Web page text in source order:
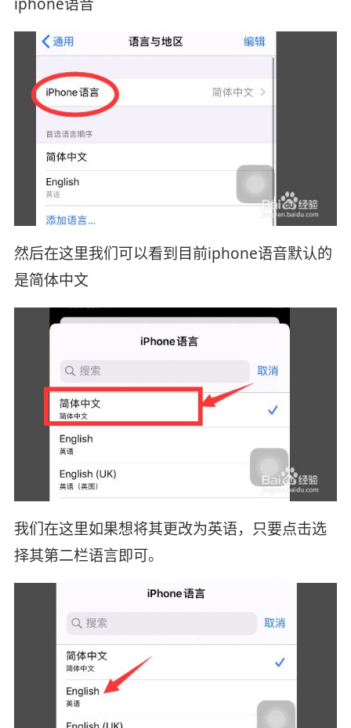
然后在这里我们可以看到目前iphone语音默认的
是简体中文
我们在这里如果想将其更改为英语，只要点击选
择其第二栏语言即可。